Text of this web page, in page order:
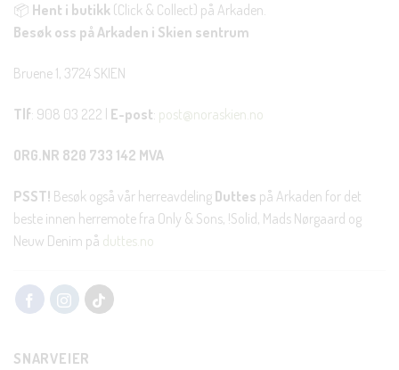
📦 Hent i butikk (Click & Collect) på Arkaden.
Besøk oss på Arkaden i Skien sentrum
Bruene 1, 3724 SKIEN
Tlf: 908 03 222 | E-post: post@noraskien.no
ORG.NR 820 733 142 MVA
PSST! Besøk også vår herreavdeling Duttes på Arkaden for det
beste innen herremote fra Only & Sons, !Solid, Mads Nørgaard og
Neuw Denim på duttes.no
SNARVEIER